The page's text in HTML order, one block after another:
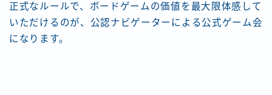
正式なルールで、ボードゲームの価値を最大限体感して
いただけるのが、公認ナビゲーターによる公式ゲーム会
になります。